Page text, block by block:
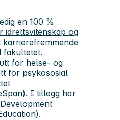
en 100 %
idrettsvitenskap og
fakultetet.
for helse- og
for psykososial
I tillegg har